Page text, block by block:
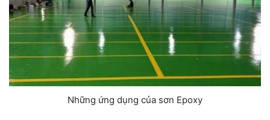
Những ứng dụng của sơn Epoxy